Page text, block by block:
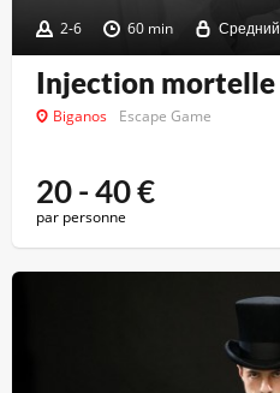
2-6 60 min Средний
Injection mortelle
Biganos Escape Game
20 - 40€
par personne